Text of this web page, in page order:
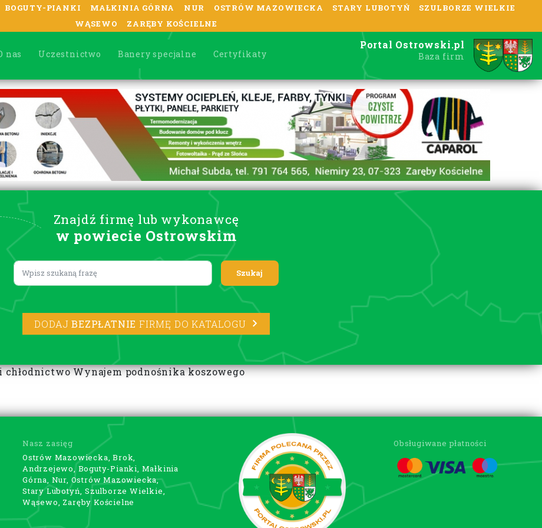
BOGUTY-PIANKI MAŁKINIA GÓRNA NUR OSTRÓW MAZOWIECKA STARY LUBOTYŃ
SZULBORZE WIELKIE
WĄSEWO
ZARĘBY KOŚCIELNE
nas Uczestnictwo Banery specjalne Certyfikaty
Portal Ostrowski.pl
Baza firm
Znajdź firmę lub wykonawcę
w powiecie Ostrowskim
Lorem ipsum
DODAJBEZPŁATNIE FIRMĘ DO KATALOGU
chłodnictwo Wynajem podnośnika koszowego
Nasz zasięg
Ostrów Mazowiecka, Brok,
Andrzejewo, Boguty-Pianki, Małkinia
Górna, Nur, Ostrów Mazowiecka,
Stary Lubotyń, Szulborze Wielkie,
Wąsewo, Zaręby Kościelne
Obsługiwane płatności